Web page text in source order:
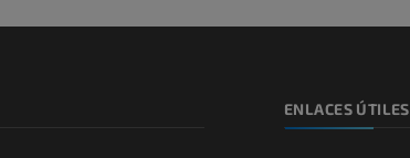
Angiografía
ENLACES ÚTILES